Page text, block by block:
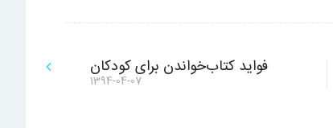
فواید کتاب‌خواندن برای کودکان
1394-04-07